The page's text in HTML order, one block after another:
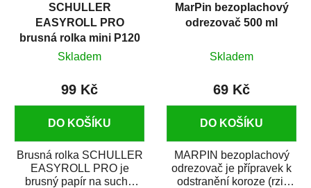
SCHULLER
EASYROLL PRO
brusná rolka mini P120
Skladem
99 Kč
DO KOŠÍKU
Brusná rolka SCHULLER
EASYROLL PRO je
brusný papír na suché
MarPin bezoplachový
odrezovač 500 ml
Skladem
69 Kč
DO KOŠÍKU
MARPIN bezoplachový
odrezovač je přípravek k
odstranění koroze (rzi)